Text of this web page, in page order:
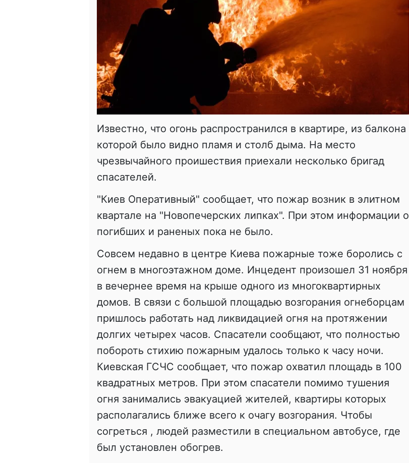
Известно, что огонь распространился в квартире, из балкона
которой было видно пламя и столб дыма. На место
чрезвычайного проишествия приехали несколько бригад
спасателей.
"Киев Оперативный" сообщает, что пожар возник в элитном
квартале на "Новопечерских липках". При этом информации о
погибших и раненых пока не было.
Совсем недавно в центре Киева пожарные тоже боролись с
огнем в многоэтажном доме. Инцедент произошел 31 ноября
в вечернее время на крыше одного из многоквартирных
домов. В связи с большой площадью возгорания огнеборцам
пришлось работать над ликвидацией огня на протяжении
долгих четырех часов. Спасатели сообщают, что полностью
побороть стихию пожарным удалось только к часу ночи.
Киевская ГСЧС сообщает, что пожар охватил площадь в 100
квадратных метров. При этом спасатели помимо тушения
огня занимались эвакуацией жителей, квартиры которых
располагались ближе всего к очагу возгорания. Чтобы
согреться , людей разместили в специальном автобусе, где
был установлен обогрев.